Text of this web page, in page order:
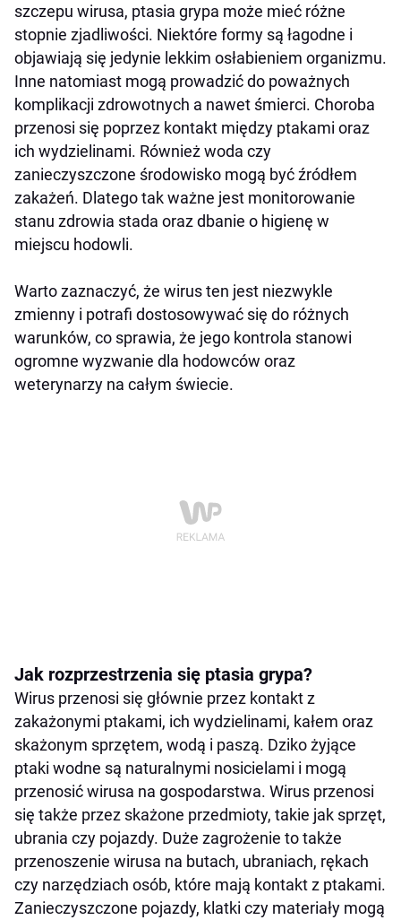
szczepu wirusa, ptasia grypa może mieć różne
stopnie zjadliwości. Niektóre formy są łagodne i
objawiają się jedynie lekkim osłabieniem organizmu.
Inne natomiast mogą prowadzić do poważnych
komplikacji zdrowotnych a nawet śmierci. Choroba
przenosi się poprzez kontakt między ptakami oraz
ich wydzielinami. Również woda czy
zanieczyszczone środowisko mogą być źródłem
zakażeń. Dlatego tak ważne jest monitorowanie
stanu zdrowia stada oraz dbanie o higienę w
miejscu hodowli.
Warto zaznaczyć, że wirus ten jest niezwykle
zmienny i potrafi dostosowywać się do różnych
warunków, co sprawia, że jego kontrola stanowi
ogromne wyzwanie dla hodowców oraz
weterynarzy na całym świecie.
Jak rozprzestrzenia się ptasia grypa?
Wirus przenosi się głównie przez kontakt z
zakażonymi ptakami, ich wydzielinami, kałem oraz
skażonym sprzętem, wodą i paszą. Dziko żyjące
ptaki wodne są naturalnymi nosicielami i mogą
przenosić wirusa na gospodarstwa. Wirus przenosi
się także przez skażone przedmioty, takie jak sprzęt,
ubrania czy pojazdy. Duże zagrożenie to także
przenoszenie wirusa na butach, ubraniach, rękach
czy narzędziach osób, które mają kontakt z ptakami.
Zanieczyszczone pojazdy, klatki czy materiały mogą